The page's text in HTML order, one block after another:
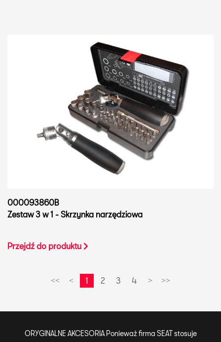
000093860B
Zestaw 3 w 1 - Skrzynka narzędziowa
Przejdź do produktu
<< < 1 2 3 4 > >>
ORYGINALNE AKCESORIA Ponieważ firma SEAT stosuje